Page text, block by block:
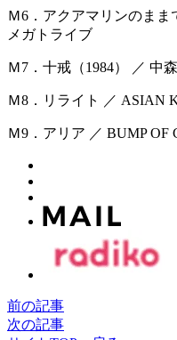
Ｍ6．アクアマリンのま
メガトライブ
Ｍ7．十戒（1984） ／ 中
Ｍ8．リライト ／ ASIAN
Ｍ9．アリア ／ BUMP OF
前の記事
次の記事